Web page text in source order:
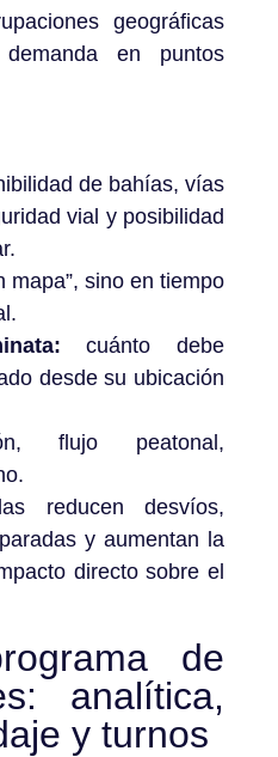
geográficas
en puntos
de bahías, vías
vial y posibilidad
mapa”, sino en tiempo
cuánto debe
desde su ubicación
flujo peatonal,
reducen desvíos,
y aumentan la
directo sobre el
de
analítica,
y turnos